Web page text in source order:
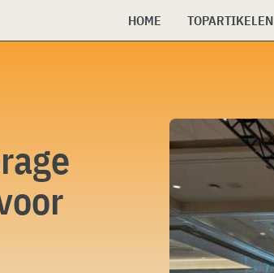
HOME TOPARTIKELEN